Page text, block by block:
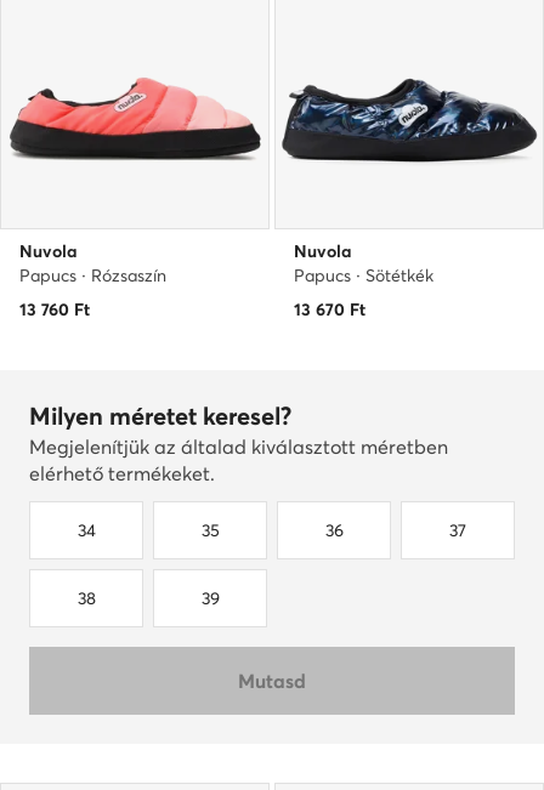
Nuvola
Papucs · Rózsaszín
13 760 Ft
Nuvola
Papucs · Sötétkék
13 670 Ft
Milyen méretet keresel?
Megjelenítjük az általad kiválasztott méretben
elérhető termékeket.
34 35 36 37
38 39
Mutasd